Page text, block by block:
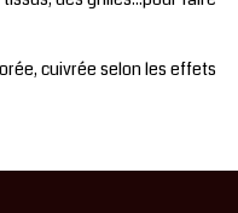
cuivrée selon les effets